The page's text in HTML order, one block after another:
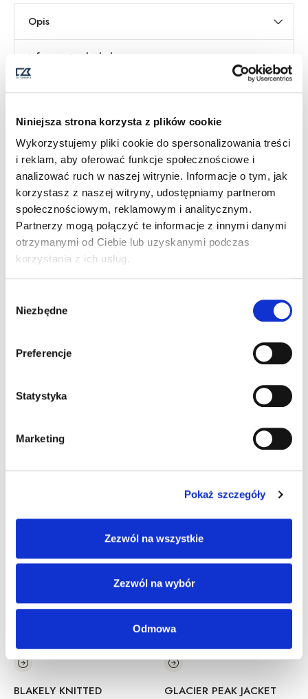
Niniejsza strona korzysta z plików cookie
Wykorzystujemy pliki cookie do spersonalizowania treści
i reklam, aby oferować funkcje społecznościowe i
analizować ruch w naszej witrynie. Informacje o tym, jak
korzystasz z naszej witryny, udostępniamy partnerom
społecznościowym, reklamowym i analitycznym.
Partnerzy mogą połączyć te informacje z innymi danymi
otrzymanymi od Ciebie lub uzyskanymi podczas
korzystania z ich usług.
Niezbędne
Preferencje
Statystyka
Marketing
Pokaż szczegóły
Zezwól na wszystkie
Zezwól na wybór
Odmowa
Opis
Informacje dodatkowe
Tabela Rozmiarów
Kategorie
Swetry męskie
Wersja Męska/Damska
WOMAN
Inne Produkty
BLAKELY KNITTED
GLACIER PEAK JACKET